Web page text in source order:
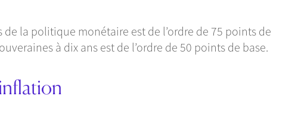
de la politique monétaire est de l’ordre de 75 points de
à dix ans est de l’ordre de 50 points de base.